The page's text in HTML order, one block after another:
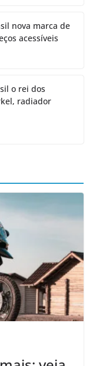
nova marca de
acessíveis
o rei dos
radiador